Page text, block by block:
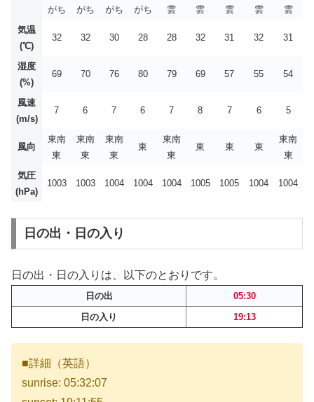
がち
がち
がち
がち
雲
雲
雲
雲
雲
気温
(℃)
32 32 30 28 28 32 31 32 31
湿度
(%)
69 70 76 80 79 69 57 55 54
風速
(m/s)
7 6 7 6 7 8 7 6 5
風向
東南
東
東南
東
東南
東
東
東南
東
東 東 東
東南
東
気圧
(hPa)
1003 1003 1004 1004 1004 1005 1005 1004 1004
日の出・日の入り
日の出・日の入りは、以下のとおりです。
日の出
05:30
日の入り
19:13
■詳細（英語）
sunrise: 05:32:07